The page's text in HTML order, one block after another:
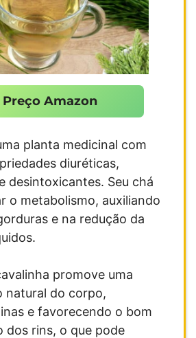
Preço Amazon
planta medicinal com
diuréticas,
desintoxicantes. Seu chá
o metabolismo, auxiliando
e na redução da
promove uma
natural do corpo,
e favorecendo o bom
dos rins, o que pode